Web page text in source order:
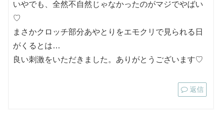
いやでも、全然不自然じゃなかったのがマジでやばい
♡
まさかクロッチ部分あやとりをエモクリで見られる日
がくるとは…
良い刺激をいただきました。ありがとうございます♡
返信